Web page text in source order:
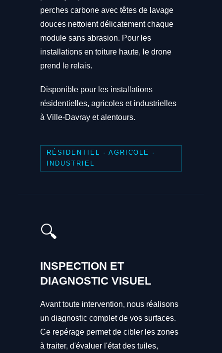
perches carbone avec têtes de lavage
douces nettoient délicatement chaque
module sans abrasion. Pour les
installations en toiture haute, le drone
prend le relais.
Disponible pour les installations
résidentielles, agricoles et industrielles
à Ville-Davray et alentours.
RÉSIDENTIEL · AGRICOLE ·
INDUSTRIEL
🔍
INSPECTION ET
DIAGNOSTIC VISUEL
Avant toute intervention, nous réalisons
un diagnostic complet de vos surfaces.
Ce repérage permet de cibler les zones
à traiter, d'évaluer l'état des tuiles,